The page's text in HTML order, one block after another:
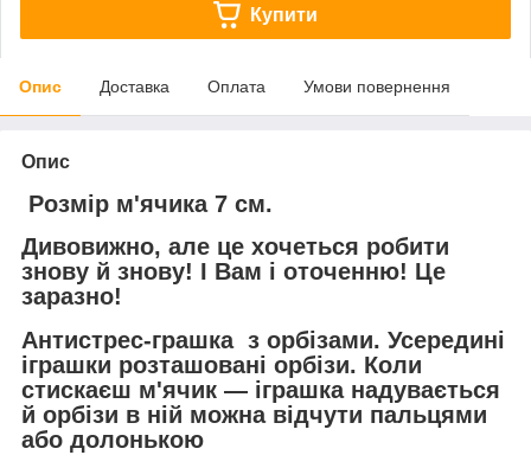
Купити
Опис Доставка Оплата Умови повернення
Опис
Розмір м'ячика 7 см.
Дивовижно, але це хочеться робити
знову й знову! І Вам і оточенню! Це
заразно!
Антистрес-грашка з орбізами. Усередині
іграшки розташовані орбізи. Коли
стискаєш м'ячик — іграшка надувається
й орбізи в ній можна відчути пальцями
або долонькою